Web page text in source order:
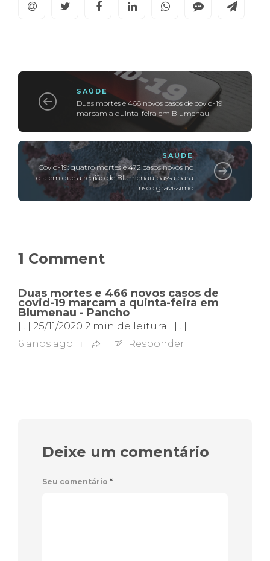
SAÚDE
Duas mortes e 466 novos casos de covid-19
marcam a quinta-feira em Blumenau
SAÚDE
Covid-19: quatro mortes e 472 casos novos no
dia em que a região de Blumenau passa para
risco gravíssimo
1 Comment
Duas mortes e 466 novos casos de
covid-19 marcam a quinta-feira em
Blumenau - Pancho
[…] 25/11/2020 2 min de leitura […]
6 anos ago Responder
Deixe um comentário
Seu comentário *